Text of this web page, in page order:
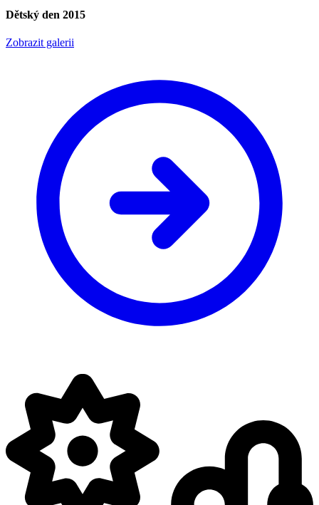
Dětský den 2015
Zobrazit galerii